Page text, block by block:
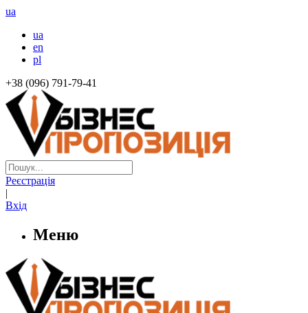
ua
ua
en
pl
+38 (096) 791-79-41
Реєстрація
|
Вхід
Меню